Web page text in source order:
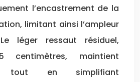
l’encastrement de la
limitant ainsi l’ampleur
léger ressaut résiduel,
maintient
tout en simplifiant